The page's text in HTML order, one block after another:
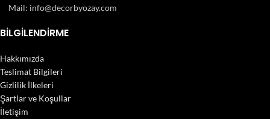
Mail: info@decorbyozay.com
BILGILENDIRME
Hakkımızda
Teslimat Bilgileri
Gizlilik İlkeleri
Şartlar ve Koşullar
İletişim